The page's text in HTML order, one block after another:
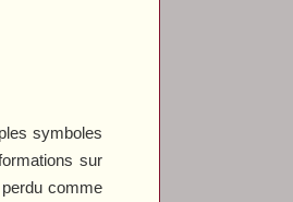
symboles
sur
perdu comme